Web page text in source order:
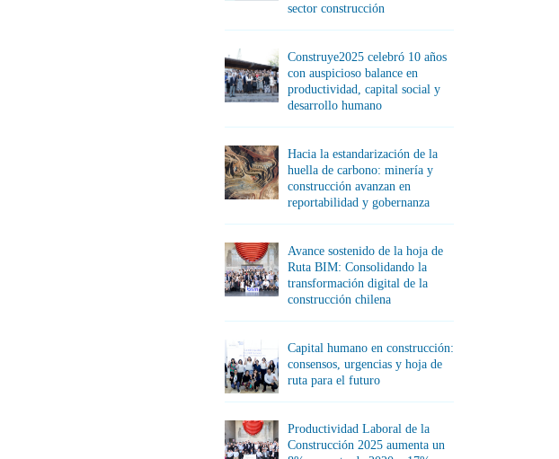
sector construcción
Construye2025 celebró 10 años
con auspicioso balance en
productividad, capital social y
desarrollo humano
Hacia la estandarización de la
huella de carbono: minería y
construcción avanzan en
reportabilidad y gobernanza
Avance sostenido de la hoja de
Ruta BIM: Consolidando la
transformación digital de la
construcción chilena
Capital humano en construcción:
consensos, urgencias y hoja de
ruta para el futuro
Productividad Laboral de la
Construcción 2025 aumenta un